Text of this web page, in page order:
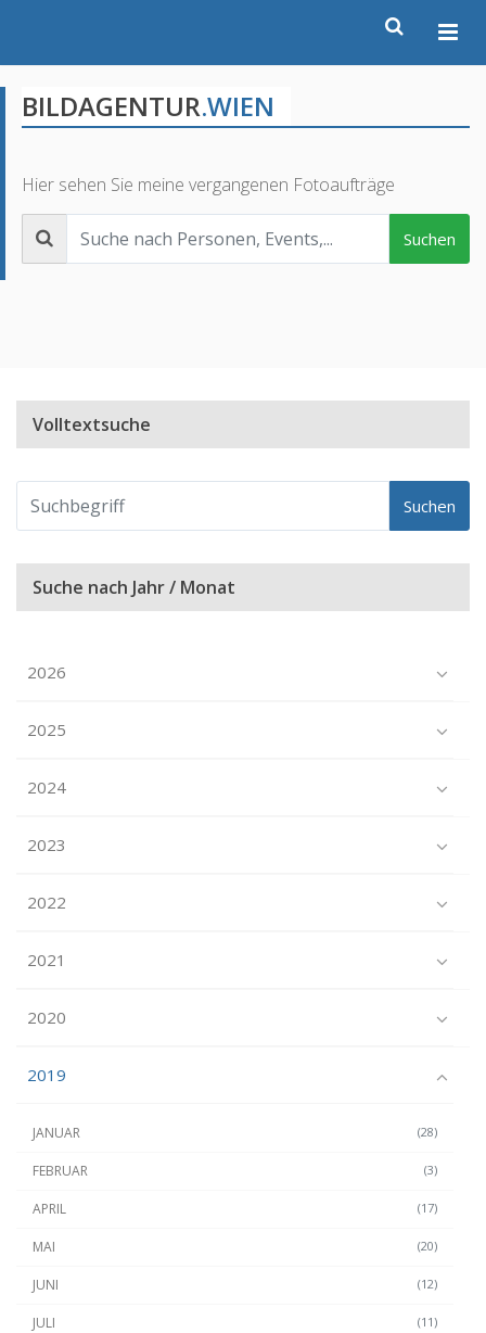
BILDAGENTUR.WIEN
Hier sehen Sie meine vergangenen Fotoaufträge
Suchen
Volltextsuche
Suchen
Suche nach Jahr / Monat
2026
2025
2024
2023
2022
2021
2020
2019
(28)
JANUAR
(3)
FEBRUAR
(17)
APRIL
(20)
MAI
(12)
JUNI
(11)
JULI